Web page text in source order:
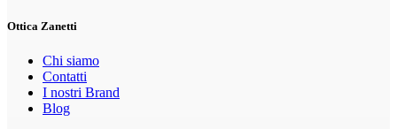
Ottica Zanetti
Chi siamo
Contatti
I nostri Brand
Blog